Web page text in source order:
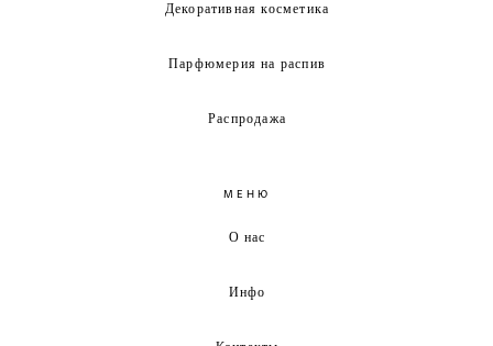
Декоративная косметика
Парфюмерия на распив
Распродажа
МЕНЮ
О нас
Инфо